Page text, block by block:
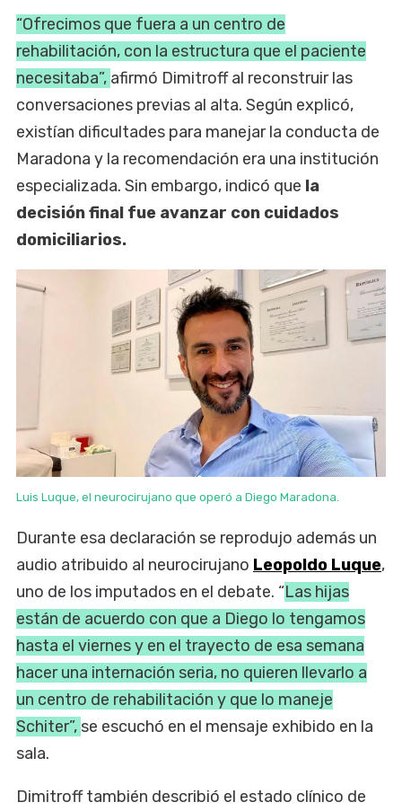
“Ofrecimos que fuera a un centro de
rehabilitación, con la estructura que el paciente
necesitaba”, afirmó Dimitroff al reconstruir las
conversaciones previas al alta. Según explicó,
existían dificultades para manejar la conducta de
Maradona y la recomendación era una institución
especializada. Sin embargo, indicó que la
decisión final fue avanzar con cuidados
domiciliarios.
Luis Luque, el neurocirujano que operó a Diego Maradona.
Durante esa declaración se reprodujo además un
audio atribuido al neurocirujano Leopoldo Luque,
uno de los imputados en el debate. “Las hijas
están de acuerdo con que a Diego lo tengamos
hasta el viernes y en el trayecto de esa semana
hacer una internación seria, no quieren llevarlo a
un centro de rehabilitación y que lo maneje
Schiter”, se escuchó en el mensaje exhibido en la
sala.
Dimitroff también describió el estado clínico de